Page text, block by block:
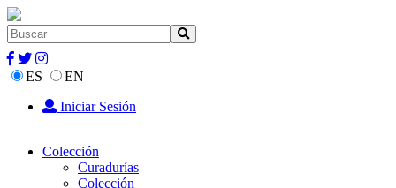
ES
EN
Iniciar Sesión
Colección
Curadurías
Colección